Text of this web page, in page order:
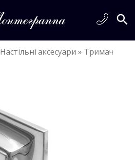
Настільні аксесуари » Тримач